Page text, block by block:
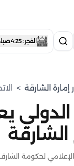
الفجر : 4:25 صباحاً
إمارة الشارقة >
لحكومة